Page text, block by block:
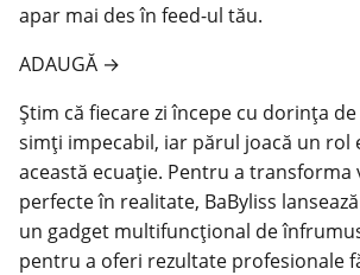
apar mai des în feed-ul tău.
ADAUGĂ →
Știm că fiecare zi începe cu dorința
simți impecabil, iar părul joacă un rol
această ecuație. Pentru a transforma
perfecte în realitate, BaByliss
un gadget multifuncțional de
pentru a oferi rezultate profesionale